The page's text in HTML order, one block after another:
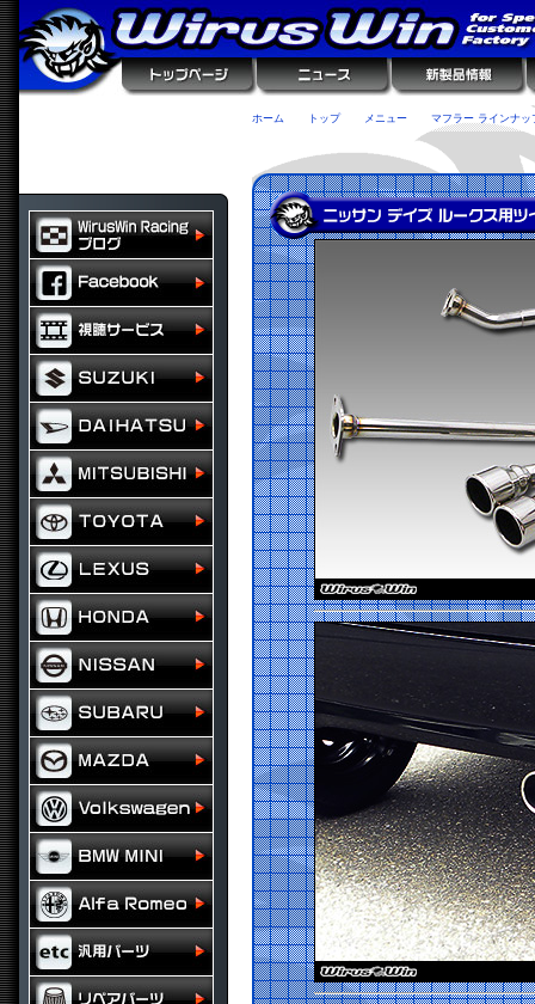
ホーム トップ メニュー マフラー ラインナッ